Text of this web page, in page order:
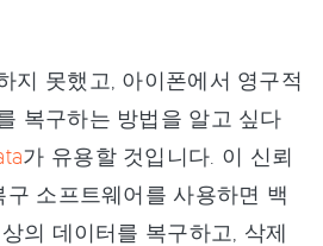
지 못했고, 아이폰에서 영구적
복구하는 방법을 알고 싶다
가 유용할 것입니다. 이 신뢰
소프트웨어를 사용하면 백
의 데이터를 복구하고, 삭제